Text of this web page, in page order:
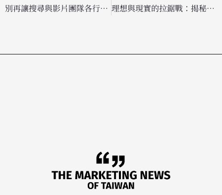
別再讓搜尋與影片團隊各行其事！整合行銷策略才是驅動需求開發的關鍵 理想與現實的拉鋸戰：揭秘行銷代理商導入 AI 的「混亂陣痛期」